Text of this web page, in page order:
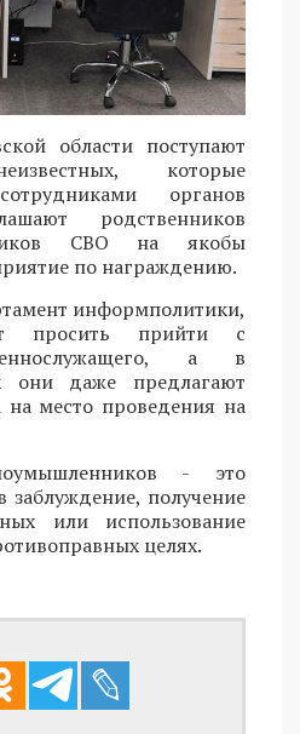
области поступают
которые
органов
родственников
СВО на якобы
по награждению.
информполитики,
просить прийти с
а в
они даже предлагают
на место проведения на
- это
заблуждение, получение
или использование
целях.